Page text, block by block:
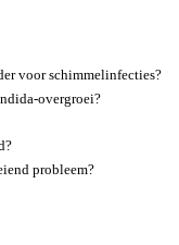
voor schimmelinfecties?
overgroei?
probleem?